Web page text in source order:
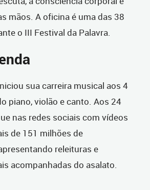
mãos. A oficina é uma das 38
o III Festival da Palavra.
sua carreira musical aos 4
piano, violão e canto. Aos 24
nas redes sociais com vídeos
de 151 milhões de
releituras e
acompanhadas do asalato.